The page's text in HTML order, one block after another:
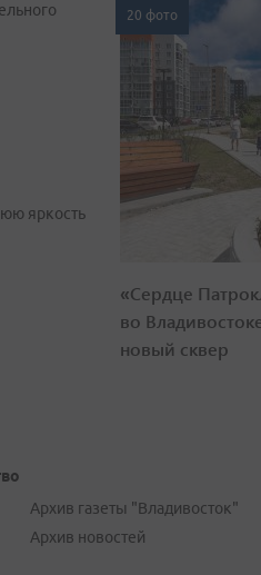
яркость
20 фото
«Сердце
во
новый сквер
Архив газеты "Владивосток"
Архив новостей